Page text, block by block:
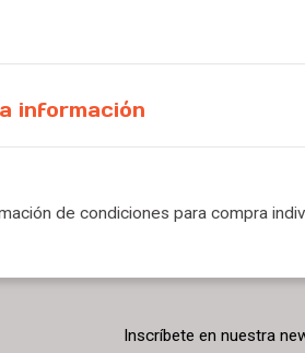
información
de condiciones para compra
Inscríbete en nuestra